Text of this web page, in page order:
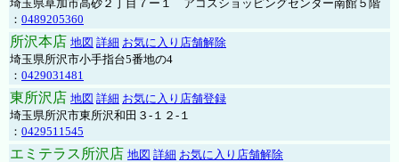
埼玉県草加市高砂２丁目７ー１ アコスショッピングセンター南館５階
： 0489205360
所沢本店 地図 詳細 お気に入り店舗解除
埼玉県所沢市小手指台5番地の4
： 0429031481
東所沢店 地図 詳細 お気に入り店舗登録
埼玉県所沢市東所沢和田３-１２-１
： 0429511545
エミテラス所沢店 地図 詳細 お気に入り店舗解除